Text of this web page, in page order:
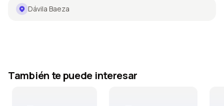
Dávila Baeza
También te puede interesar